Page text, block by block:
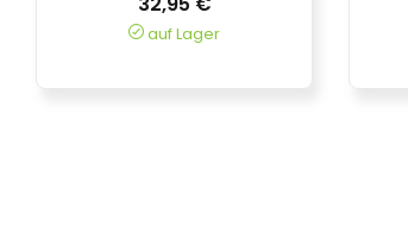
auf Lager